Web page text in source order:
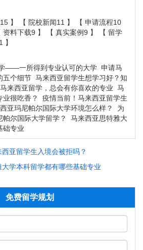
】 【 院校新闻11 】 【 申请流程10
资料下载9 】 【 真实案例9 】 【 留学
】
——一所得到专业认可的大学 申请马
五个细节 马来西亚留学生想学习好？知
马来西亚留学，总会有你喜欢的专业 马
业很吃香？
疫情当前！马来西亚留学生
亚玛尼帕尔国际大学环境怎么样？
为
尔国际大学留学？
马来西亚思特雅大
础专业
亚留学生入境会被拒吗？
学本科留学都有哪些基础专业
免费留学规划